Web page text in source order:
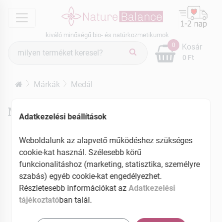
menu
kiváló minőségű bio- és natúrkozmetikumok
keresés
0
0 Ft
Kosár
Márkák Medál
Medál termékek
Adatkezelési beállítások
Weboldalunk az alapvető működéshez szükséges
cookie-kat használ. Szélesebb körű
funkcionalitáshoz (marketing, statisztika, személyre
szabás) egyéb cookie-kat engedélyezhet.
Részletesebb információkat azAdatkezelési
tájékoztatóban talál.